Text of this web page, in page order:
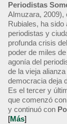
Periodistas
Almuzara, 2009),
Rubiales, ha sido
periodistas y
profunda crisis
poder de miles
agonía del
de la vieja
democracia deja
Es el tercer y
que comenzó con
y continuó con
[Más]